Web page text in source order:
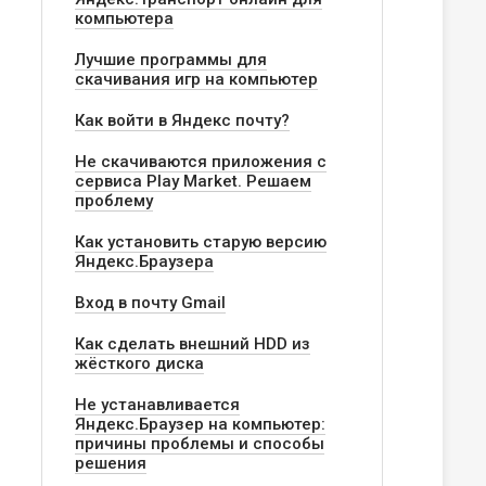
компьютера
Лучшие программы для
скачивания игр на компьютер
Как войти в Яндекс почту?
Не скачиваются приложения с
сервиса Play Market. Решаем
проблему
Как установить старую версию
Яндекс.Браузера
Вход в почту Gmail
Как сделать внешний HDD из
жёсткого диска
Не устанавливается
Яндекс.Браузер на компьютер:
причины проблемы и способы
решения